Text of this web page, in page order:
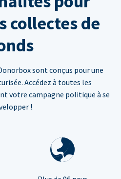
collectes de
sont conçus pour une
Accédez à toutes les
votre campagne politique à se
!